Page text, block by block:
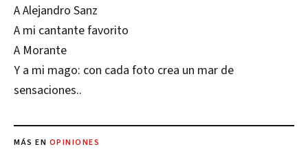
A Alejandro Sanz
A mi cantante favorito
A Morante
Y a mi mago: con cada foto crea un mar de
sensaciones..
MÁS EN OPINIONES